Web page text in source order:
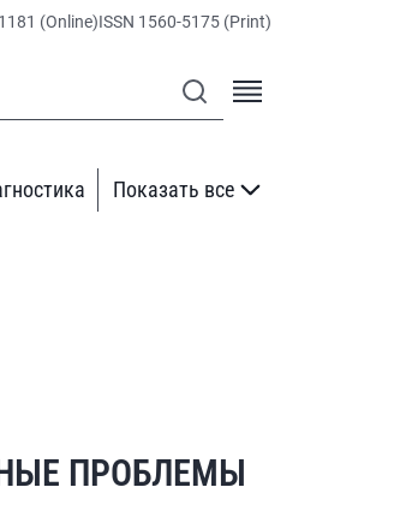
(Online)ISSN 1560-5175 (Print)
Показать все
ПРОБЛЕМЫ